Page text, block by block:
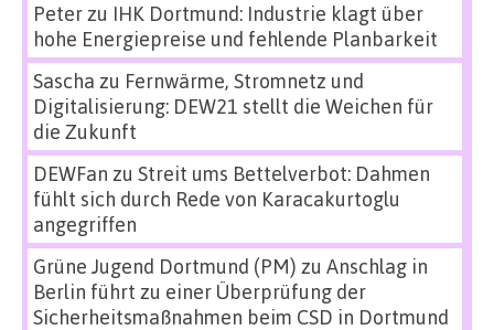
Peterzu IHK Dortmund: Industrie klagt über
hohe Energiepreise und fehlende Planbarkeit
Sascha zu Fernwärme, Stromnetz und
Digitalisierung: DEW21 stellt die Weichen für
die Zukunft
DEWFan zu Streit ums Bettelverbot: Dahmen
fühlt sich durch Rede von Karacakurtoglu
angegriffen
Grüne Jugend Dortmund (PM) zu Anschlag in
Berlin führt zu einer Überprüfung der
Sicherheitsmaßnahmen beim CSD in Dortmund